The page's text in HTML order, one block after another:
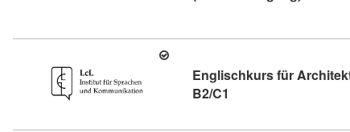
Englischkurs für
B2/C1 Kursdetail: